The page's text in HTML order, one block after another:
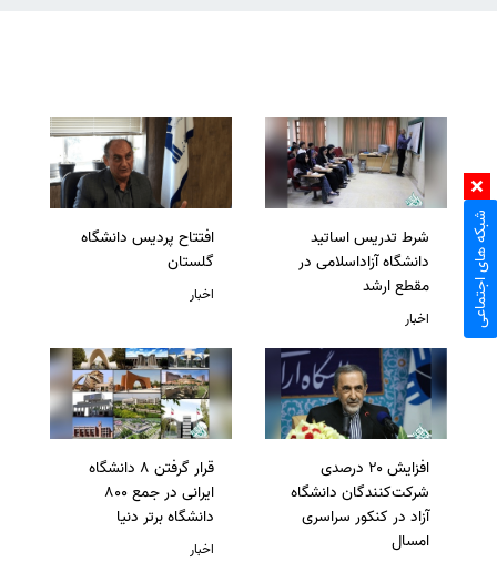
شرط تدریس اساتید
دانشگاه آزاداسلامی در
مقطع ارشد
اخبار
افتتاح پردیس دانشگاه
گلستان
اخبار
افزایش ۲۰ درصدی
شرکت‌کنندگان دانشگاه
آزاد در کنکور سراسری
امسال
قرار گرفتن 8 دانشگاه
ایرانی در جمع 800
دانشگاه برتر دنیا
اخبار
شبکه های اجتماعی